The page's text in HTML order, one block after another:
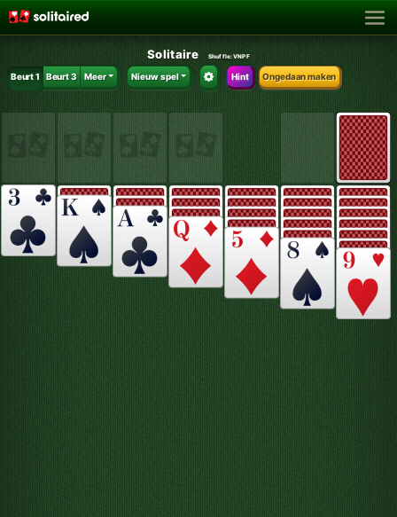
Solitaire Shuffle:VNPF
Beurt 1 Beurt 3 Meer Nieuw spel Hint Ongedaan maken